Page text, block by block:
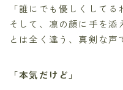
「誰にでも優しくして
そして、凛の顔に手を
とは全く違う、真剣な声
「本気だけど」